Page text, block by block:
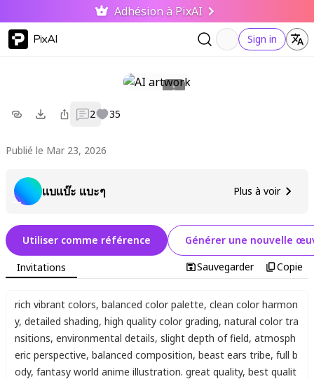
Adhésion à PixAI
PixAI Sign in
2 35
Publié le Mar 23, 2026
เเบเเบ๊ะ เเบะๆ Plus à voir
Utiliser comme référence Générer une nouvelle
Invitations Sauvegarder Copie
rich vibrant colors, balanced color palette, clean color harmon
y, detailed shading, high quality color grading, natural color tra
nsitions, environmental details, slight depth of field, atmosph
eric perspective, balanced composition, beast ears tribe, full b
ody, fantasy world anime illustration. great quality, best qualit